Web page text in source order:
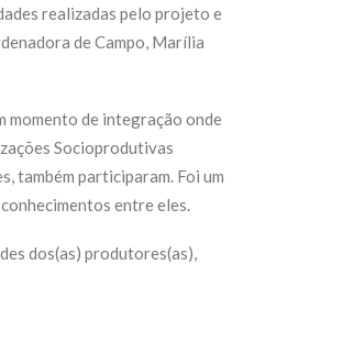
realizadas pelo projeto e
de Campo, Marília
momento de integração onde
Socioprodutivas
também participaram. Foi um
entre eles.
dos(as) produtores(as),